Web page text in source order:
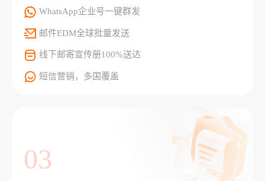
WhatsApp企业号一键群发
邮件EDM全球批量发送
线下邮寄宣传册100%送达
短信营销，多国覆盖
03